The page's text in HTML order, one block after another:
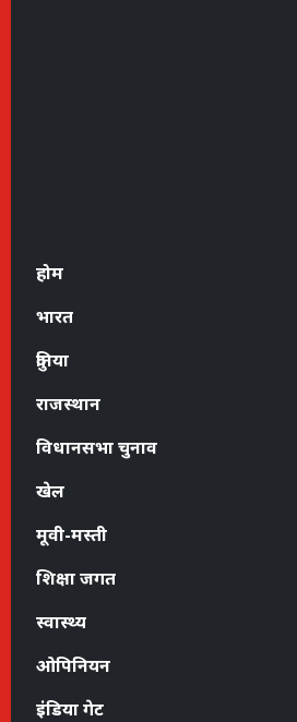
होम
भारत
दुनिया
राजस्थान
विधानसभा चुनाव
खेल
मूवी-मस्ती
शिक्षा जगत
स्वास्थ्य
ओपिनियन
इंडिया गेट